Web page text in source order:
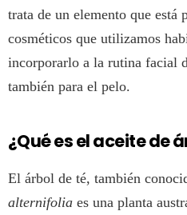
trata de un elemento que está
cosméticos que utilizamos
incorporarlo a la rutina facial
también para el pelo.
¿Qué es el aceite de
El árbol de té, también
alternifolia es una planta